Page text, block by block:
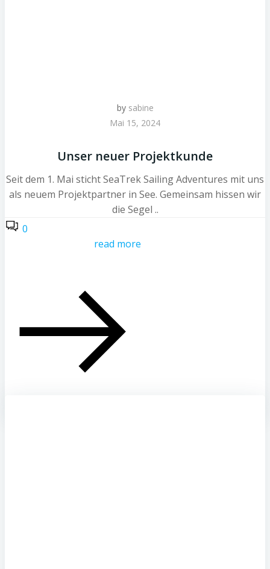
by sabine
Mai 15, 2024
Unser neuer Projektkunde
Seit dem 1. Mai sticht SeaTrek Sailing Adventures mit uns
als neuem Projektpartner in See. Gemeinsam hissen wir
die Segel ..
0
read more